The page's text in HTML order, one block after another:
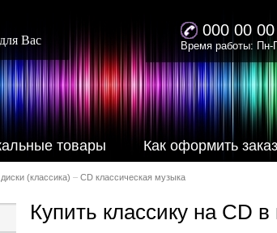
Вас
000 00 00
Время работы:
товары Как оформить заказ
(классика) – CD классическая музыка
Купить классику на CD